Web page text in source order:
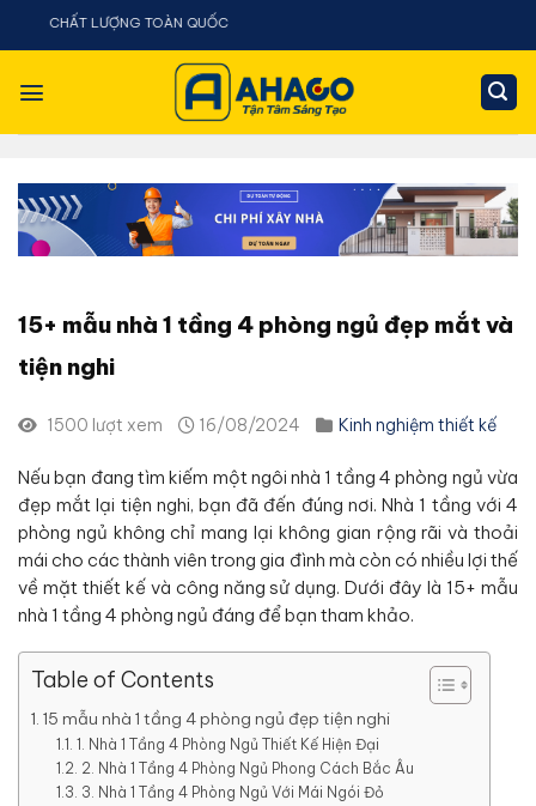
Chuyển
dung
15+ mẫu nhà 1 tầng 4 phòng ngủ đẹp mắt và
tiện nghi
1500 lượt xem 16/08/2024 Kinh nghiệm thiết kế
Nếu bạn đang tìm kiếm một ngôi nhà 1 tầng 4 phòng ngủ vừa
đẹp mắt lại tiện nghi, bạn đã đến đúng nơi. Nhà 1 tầng với 4
phòng ngủ không chỉ mang lại không gian rộng rãi và thoải
mái cho các thành viên trong gia đình mà còn có nhiều lợi thế
về mặt thiết kế và công năng sử dụng. Dưới đây là 15+ mẫu
nhà 1 tầng 4 phòng ngủ đáng để bạn tham khảo.
Table of Contents
15 mẫu nhà 1 tầng 4 phòng ngủ đẹp tiện nghi
1. Nhà 1 Tầng 4 Phòng Ngủ Thiết Kế Hiện Đại
2. Nhà 1 Tầng 4 Phòng Ngủ Phong Cách Bắc Âu
3. Nhà 1 Tầng 4 Phòng Ngủ Với Mái Ngói Đỏ